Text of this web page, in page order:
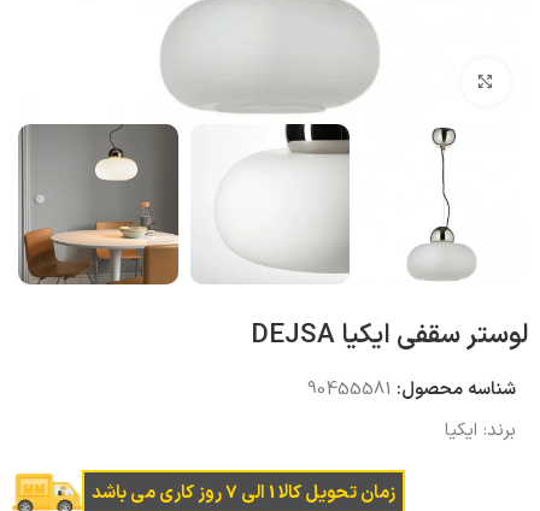
بزرگنمایی تصویر
لوستر سقفی ایکیا DEJSA
شناسه محصول: 90455581
برند: ایکیا
زمان تحویل کالا 1 الی 7 روز کاری می باشد